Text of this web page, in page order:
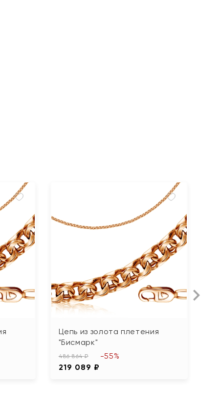
Цепь из золота плетения
"Бисмарк"
486 864 ₽
219 089 ₽
-55%